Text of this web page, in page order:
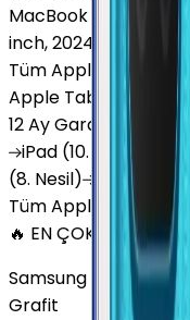
MacBook Pro 16" (16-
inch, 2024)
Tüm Apple
Apple Tablet
12 Ay Garanti
6 Taksit
iPad (10. Nesil) iPad
(8. Nesil)
iPad Air (5.
Tüm Apple Tablet'ler
🔥 EN ÇOK SATAN
Samsung Galaxy Tab
Grafit